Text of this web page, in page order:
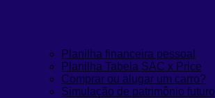
Planilha financeira pessoal
Planilha Tabela SAC x Price
Comprar ou alugar um carro?
Simulação de patrimônio futuro